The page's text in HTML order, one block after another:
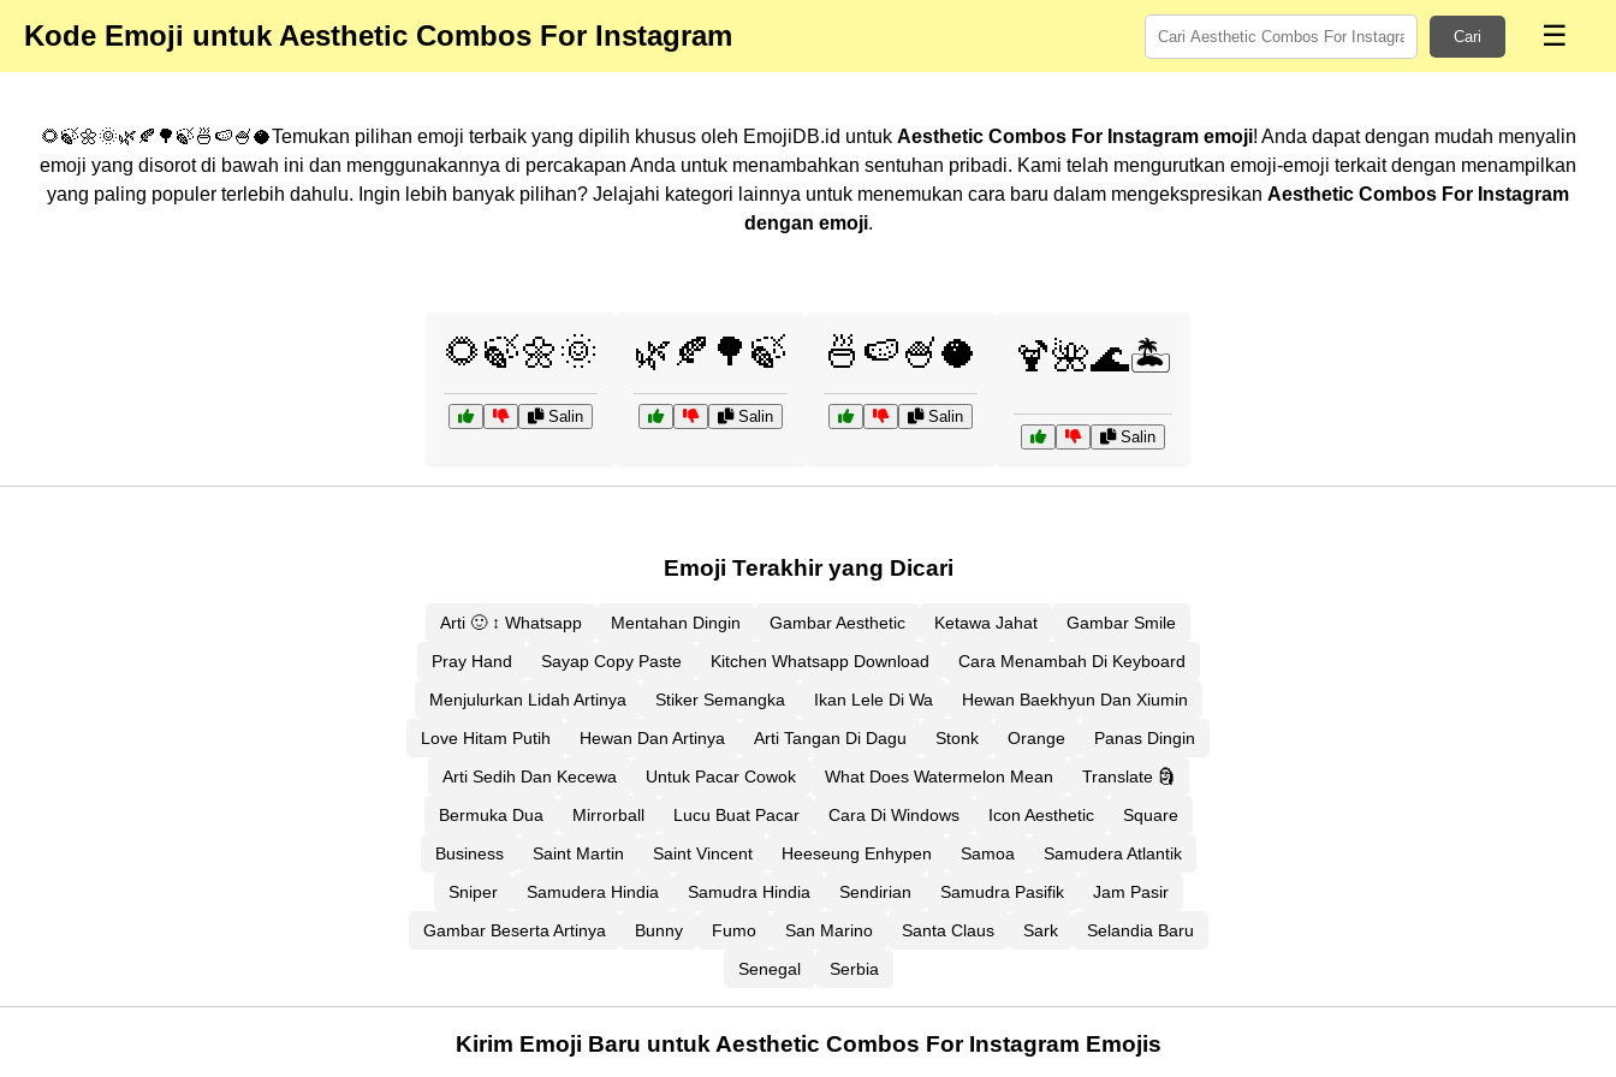
Kode Emoji untuk Aesthetic Combos For Instagram Cari ☰
🌻🍃🌼🌞🌿🍂🌳🍃🍜🍉🍧🥥Temukan pilihan emoji terbaik yang dipilih khusus oleh EmojiDB.id untuk Aesthetic Combos For Instagram emoji! Anda dapat dengan mudah menyalin
emoji yang disorot di bawah ini dan menggunakannya di percakapan Anda untuk menambahkan sentuhan pribadi. Kami telah mengurutkan emoji-emoji terkait dengan menampilkan
yang paling populer terlebih dahulu. Ingin lebih banyak pilihan? Jelajahi kategori lainnya untuk menemukan cara baru dalam mengekspresikan Aesthetic Combos For Instagram
dengan emoji.
🌻🍃🌼🌞
Salin
🌿🍂🌳🍃
Salin
🍜🍉🍧🥥
Salin
🍹🌺🌊🏝️
Salin
Emoji Terakhir yang Dicari
Arti 🙂 ↕ Whatsapp Mentahan Dingin Gambar Aesthetic Ketawa Jahat
Gambar Smile
Pray Hand
Sayap Copy Paste Kitchen Whatsapp Download
Cara Menambah Di Keyboard
Menjulurkan Lidah Artinya
Stiker Semangka Ikan Lele Di Wa
Hewan Baekhyun Dan Xiumin
Love Hitam Putih
Hewan Dan Artinya Arti Tangan Di Dagu Stonk Orange
Panas Dingin
Arti Sedih Dan Kecewa
Untuk Pacar Cowok What Does Watermelon Mean
Translate 🗿
Bermuka Dua
Mirrorball Lucu Buat Pacar Cara Di Windows Icon Aesthetic
Square
Business
Saint Martin Saint Vincent Heeseung Enhypen Samoa
Samudera Atlantik
Sniper
Samudera Hindia Samudra Hindia Sendirian Samudra Pasifik
Jam Pasir
Gambar Beserta Artinya
Bunny Fumo San Marino Santa Claus Sark
Selandia Baru
Senegal
Serbia
Kirim Emoji Baru untuk Aesthetic Combos For Instagram Emojis